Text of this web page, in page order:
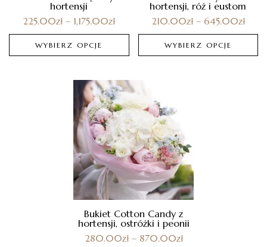
hortensji
225.00zł – 1,175.00zł
WYBIERZ OPCJE
hortensji, róż i eustom
210.00zł– 645.00zł
WYBIERZ OPCJE
Bukiet Cotton Candy z
hortensji, ostróżki i peonii
280.00zł– 870.00zł